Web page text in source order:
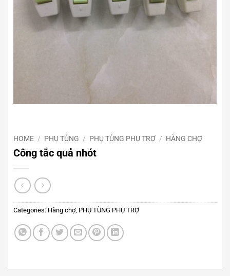
HOME / PHỤ TÙNG / PHỤ TÙNG PHỤ TRỢ / HÀNG CHỢ
Công tắc quả nhót
Categories: Hàng chợ, PHỤ TÙNG PHỤ TRỢ